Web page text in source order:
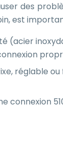
des
est
(acier
réglable
connexion